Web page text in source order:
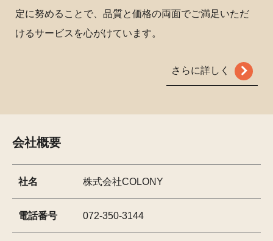
定に努めることで、品質と価格の両面でご満足いただ
けるサービスを心がけています。
さらに詳しく
会社概要
社名 株式会社COLONY
電話番号 072-350-3144